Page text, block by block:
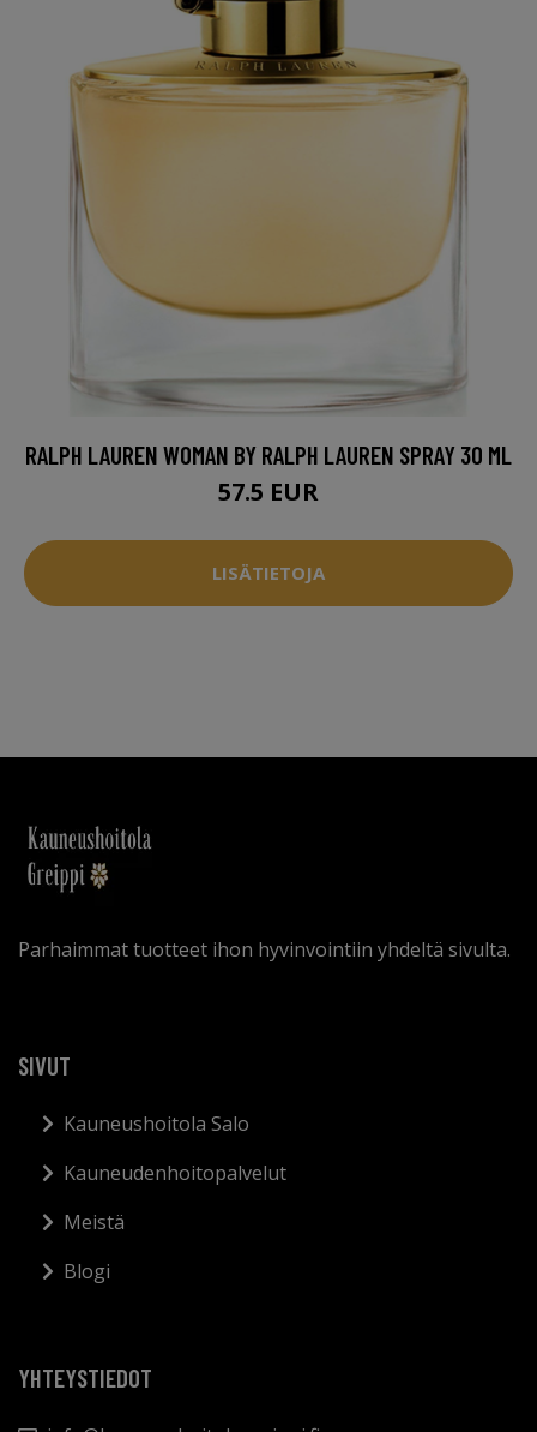
RALPH LAUREN WOMAN BY RALPH LAUREN SPRAY 30 ML
57.5 EUR
LISÄTIETOJA
Parhaimmat tuotteet ihon hyvinvointiin yhdeltä sivulta.
SIVUT
Kauneushoitola Salo
Kauneudenhoitopalvelut
Meistä
Blogi
YHTEYSTIEDOT